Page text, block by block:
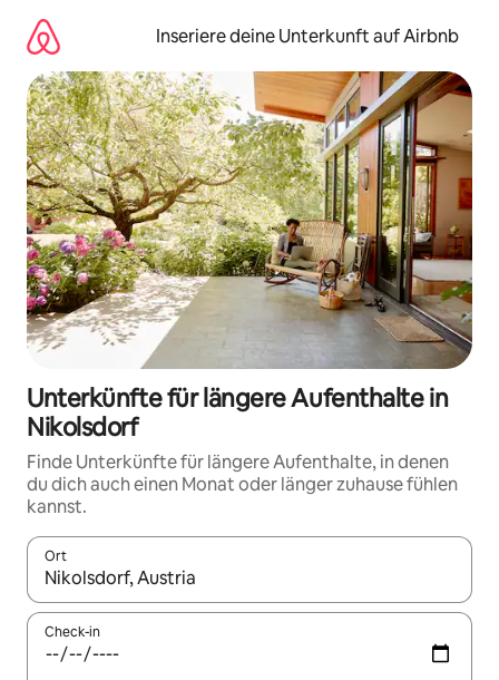
Inhalten
springen
Inseriere deine Unterkunft auf Airbnb
Unterkünfte für längere Aufenthalte in
Nikolsdorf
Finde Unterkünfte für längere Aufenthalte, in denen
du dich auch einen Monat oder länger zuhause fühlen
kannst.
Ort
Wenn Ergebnisse verfügbar sind, navigiere mit den
Check-in